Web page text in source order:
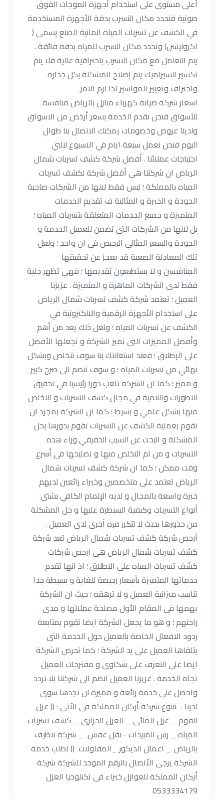
أعلى مستوى على استخدام أجهزة الموجات الفوق
صوتية فتحدد مكان التسرب بدقة الأجهزة المستخدمة
في الكشف عن تسربات المياة المانية الصنع يسمى (
اكروليشن) وتحدد مكان التسرب للمياه بدقة فائقة .
يتم التعامل مع مكان التسرب باحترافية عالية فلا يتم
تكسير السيراميك يتم إصلاح المشكلة بكل جدارة
واحتراف وتغيير المواسير اذا لزم الامر
اسعار شركة صيانة كهرباء منازل بالرياض منافسة
للأسواق فنحن نقدم الخدمة بسعر أرخص من الاسواق
ولدينا عروض وخصومات يمكنك الاتصال بنا طوال
اليوم فنحن نعمل سبعة ايام في الاسبوع لنلبي
احتياجات عملائنا . أفضل شركة كشف تسربات شمال
الرياض ان شركتنا هى أفضل شركة لكشف تسربات
المياه بالمملكة ؛ ليس فقط لانها من الشركات صاحبة
الجودة و الخبرة و المثالية ف تقديم الخدمات
المتميزة و جميع الخدمات المتعلقة بتسربات المياه ؛
بل لانها من الشركات التى تضمن للعميل الخدمة و
الجودة والسعر المثالي الرخيص في آن واحد ؛ ولعل
تلك المعادلة الصعبة قد يعجز عن تحقيقها
المنافسين و لا يستطيعون تقديمها ؛ فهي تظهر جلية
فقط لدى الشركات الماهرة و المتميزة . عزيزنا
العميل ؛ تعتمد شركة كشف تسربات شمال الرياض
على استخدام الأجهزة الرقمية والالكترونية في
الكشف عن تسربات المياه ؛ ولعل ذلك يعد من أهم
وأفضل المميزات التى تميز الشركة و تجعلها الأفضل
على الإطلاق ؛ فعند استعانتك بنا سوف تتخلص وبشكل
نهائي من تسربات المياه ؛ و سوف تنضم الى صرح كبير
و مميز ؛ كما ان الشركة تلعب دورا رئيسيا في تحقيق
التطورات والتنمية في مجال كشف التسربات و التخلص
منها بشكل علمي و بسيط ؛ كما ان الشركة بمجرد ان
تقوم بعملية الكشف عن التسربات تقوم بدورها بحل
المشكلة و البحث عن السبب الحقيقي وراء هذه
التسربات و من ثم التخلص منها و تصليحها فى أسرع
وقت ممكن ؛ كما ان شركة كشف تسربات شمال
الرياض تعتمد على متخصصين وخبراء رائعين لديهم
خبرة واسعة بالمجال و لديه الإلمام الكافي بشتى
أنواع التسربات وكيفية السيطرة عليها و حل المشكلة
من جذورها بحيث لا تتكرر مره أخرى لدى العميل .
أرخص شركة كشف تسربات شمال الرياض تعد شركة
كشف تسربات شمال الرياض هى ارخص شركات
كشف تسربات المياه على الاطلاق ؛ اذ انها تقدم
خدماتها المتميزة بأسعار رخيصة للغاية و بسيطة جدا
تناسب ميزانية العميل و لا ترهقه ؛ حيث ان الشركة
يهمها فى المقام الأول مصلحة عملائها و مدى
راحتهم ؛ و هو ما يجعل الشركة ايضا تقوم بمتابعة
ردود الافعال الخاصة بالعميل حول الخدمة التى
يتلقاها العميل على يد الشركة ؛ كما تحرص الشركة
ايضا على التعرف على شكاوى و مقترحات العميل
تجاه الخدمة . عزيزنا العميل انضم الى شركتنا بلا تردد
واحصل على خدمة رائعة و مميزة لن تجدها سوى
لدينا . تتنوع شركة أركان المملكة فى الاْتى : (( عزل
الفوم _ عزل المائى _ العزل الحرارى _ كشف تسربات
المياه _ رش المبيدات –نقل عفش _ شركة تنظيف
بالرياض _ اعمال الديكور _المقاولات )) لطلب خدمة
الشركة يرجى الاْتصال بالرقم الموحد للشركة شركة
أركان المملكة للعوازل خبراء فى تكنلوجيا العزل
0533334179